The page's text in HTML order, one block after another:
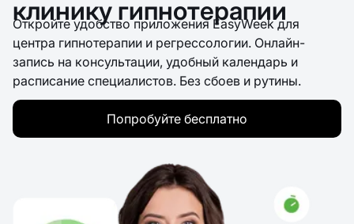
клинику гипнотерапии
Откройте удобство приложения EasyWeek для
центра гипнотерапии и регрессологии. Онлайн-
запись на консультации, удобный календарь и
расписание специалистов. Без сбоев и рутины.
Попробуйте бесплатно